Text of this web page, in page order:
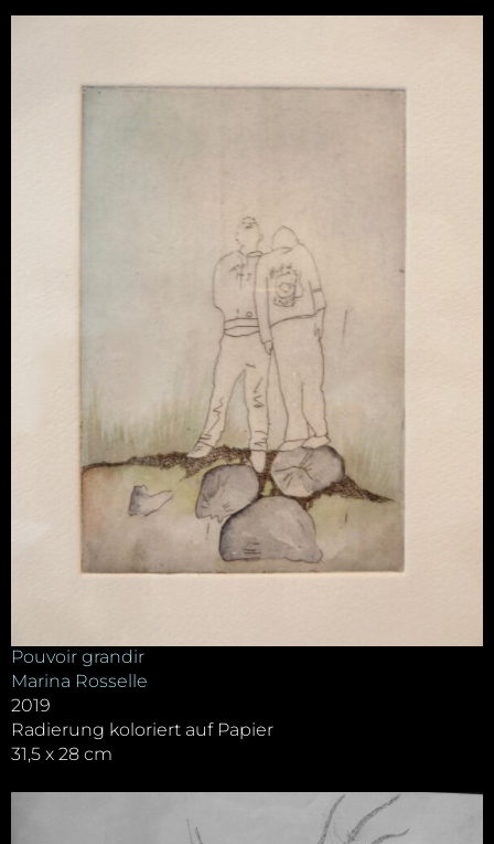
Pouvoir grandir
Marina Rosselle
2019
Radierung koloriert auf Papier
31,5 x 28 cm